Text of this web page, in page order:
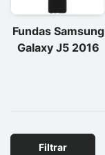
Fundas Samsung
Galaxy J5 2016
Filtrar